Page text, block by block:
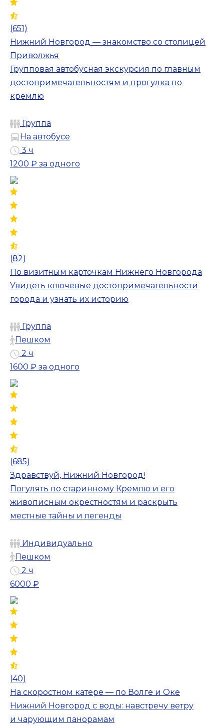
(651)
Нижний Новгород — знакомство со столицей
Приволжья
Групповая автобусная экскурсия по главным
достопримечательностям и прогулка по
кремлю
Группа
На автобусе
3 ч
1200 ₽ за одного
(82)
По визитным карточкам Нижнего Новгорода
Увидеть ключевые достопримечательности
города и узнать их историю
Группа
Пешком
2 ч
1600 ₽ за одного
(685)
Здравствуй, Нижний Новгород!
Погулять по старинному Кремлю и его
живописным окрестностям и раскрыть
местные тайны и легенды
Индивидуально
Пешком
2 ч
6000 ₽
(40)
На скоростном катере — по Волге и Оке
Нижний Новгород с воды: навстречу ветру
и чарующим панорамам